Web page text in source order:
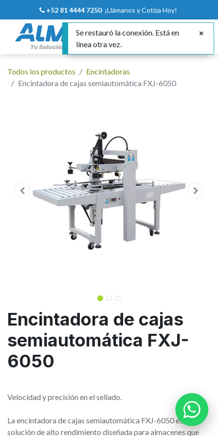
+52 81 4444 7250 ¡Llámanos y Cotiza Hoy!
Todos los productos
Encintadoras
Encintadora de cajas semiautomática FXJ-6050
Encintadora de cajas
semiautomática FXJ-
6050
Velocidad y precisión en el sellado.
La encintadora de cajas semiautomática FXJ-6050 es la
solución de alto rendimiento diseñada para almacenes que
Se restauró la conexión. Está en
línea otra vez.